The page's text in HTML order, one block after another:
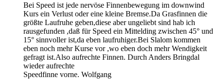
Bei Speed ist jede nervöse Finnenbewegung im downwind
Kurs ein Verlust oder eine kleine Bremse.Da Grasfinnen die
größte Laufruhe geben,diese aber ungeliebt sind hab ich
rausgefunden ,daß für Speed ein Mittelding zwischen 45° und
15° sinnvoller ist,da eben laufruhiger.Bei Slalom kommen
eben noch mehr Kurse vor ,wo eben doch mehr Wendigkeit
gefragt ist.Also aufrechte Finnen. Durch Anders Bringdal
wieder aufrechte
Speedfinne vorne. Wolfgang